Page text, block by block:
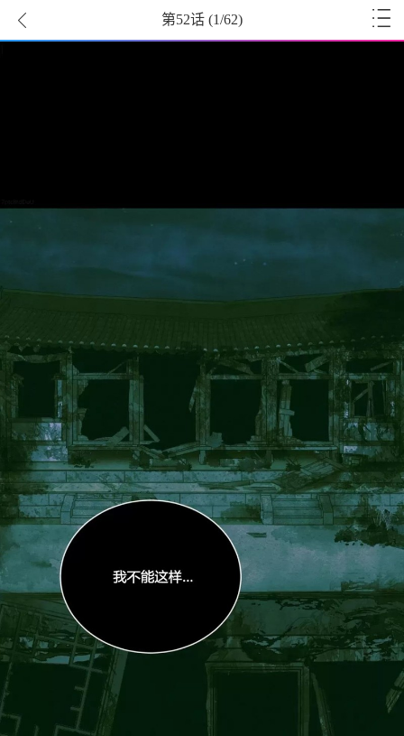
第52话 (1/62)